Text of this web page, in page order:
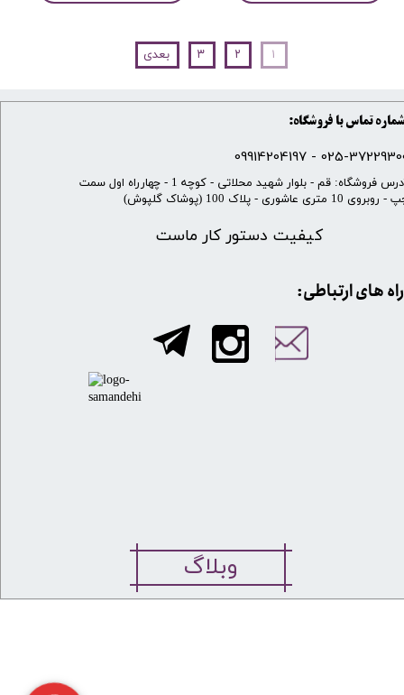
۱ ۲ ۳ بعدی
شماره تماس با فروشگاه:
025-37229300 -
کیفیت دستور کار ماست
​آدرس فروشگاه: قم - بلوار شهید محلاتی - کوچه 1 - چهارراه اول سمت
10 متری عاشوری - پلاک 100 (پوشاک گلپوش)
​​راه های ارتباطی:
وبلاگ